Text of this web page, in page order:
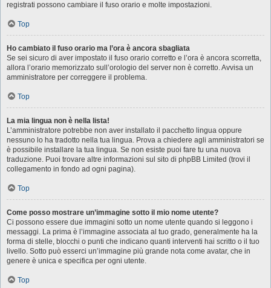
registrati possono cambiare il fuso orario e molte impostazioni.
Top
Ho cambiato il fuso orario ma l’ora è ancora sbagliata
Se sei sicuro di aver impostato il fuso orario corretto e l’ora è ancora scorretta,
allora l’orario memorizzato sull’orologio del server non è corretto. Avvisa un
amministratore per correggere il problema.
Top
La mia lingua non è nella lista!
L’amministratore potrebbe non aver installato il pacchetto lingua oppure
nessuno lo ha tradotto nella tua lingua. Prova a chiedere agli amministratori se
è possibile installare la tua lingua. Se non esiste puoi fare tu una nuova
traduzione. Puoi trovare altre informazioni sul sito di phpBB Limited (trovi il
collegamento in fondo ad ogni pagina).
Top
Come posso mostrare un’immagine sotto il mio nome utente?
Ci possono essere due immagini sotto un nome utente quando si leggono i
messaggi. La prima è l’immagine associata al tuo grado, generalmente ha la
forma di stelle, blocchi o punti che indicano quanti interventi hai scritto o il tuo
livello. Sotto può esserci un’immagine più grande nota come avatar, che in
genere è unica e specifica per ogni utente.
Top